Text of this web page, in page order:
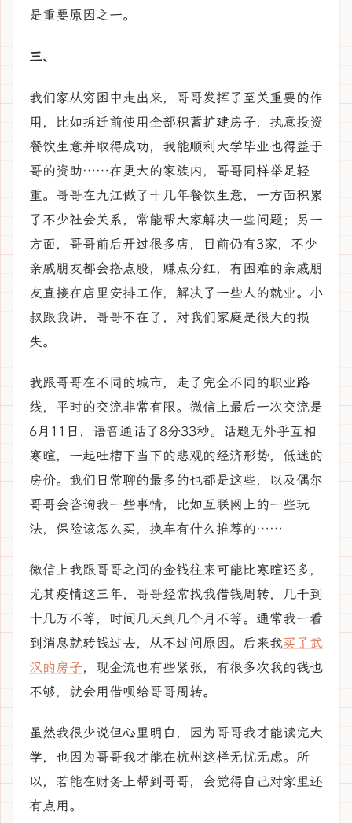
是重要原因之一。
三、
我们家从穷困中走出来，哥哥发挥了至关重要的作
用，比如拆迁前使用全部积蓄扩建房子，执意投资
餐饮生意并取得成功，我能顺利大学毕业也得益于
哥的资助……在更大的家族内，哥哥同样举足轻
重。哥哥在九江做了十几年餐饮生意，一方面积累
了不少社会关系，常能帮大家解决一些问题；另一
方面，哥哥前后开过很多店，目前仍有3家，不少
亲戚朋友都会搭点股，赚点分红，有困难的亲戚朋
友直接在店里安排工作，解决了一些人的就业。小
叔跟我讲，哥哥不在了，对我们家庭是很大的损
失。
我跟哥哥在不同的城市，走了完全不同的职业路
线，平时的交流非常有限。微信上最后一次交流是
6月11日，语音通话了8分33秒。话题无外乎互相
寒暄，一起吐槽下当下的悲观的经济形势，低迷的
房价。我们日常聊的最多的也都是这些，以及偶尔
哥哥会咨询我一些事情，比如互联网上的一些玩
法，保险该怎么买，换车有什么推荐的……
微信上我跟哥哥之间的金钱往来可能比寒暄还多，
尤其疫情这三年，哥哥经常找我借钱周转，几千到
十几万不等，时间几天到几个月不等。通常我一看
到消息就转钱过去，从不过问原因。后来我买了武
汉的房子，现金流也有些紧张，有很多次我的钱也
不够，就会用借呗给哥哥周转。
虽然我很少说但心里明白，因为哥哥我才能读完大
学，也因为哥哥我才能在杭州这样无忧无虑。所
以，若能在财务上帮到哥哥，会觉得自己对家里还
有点用。